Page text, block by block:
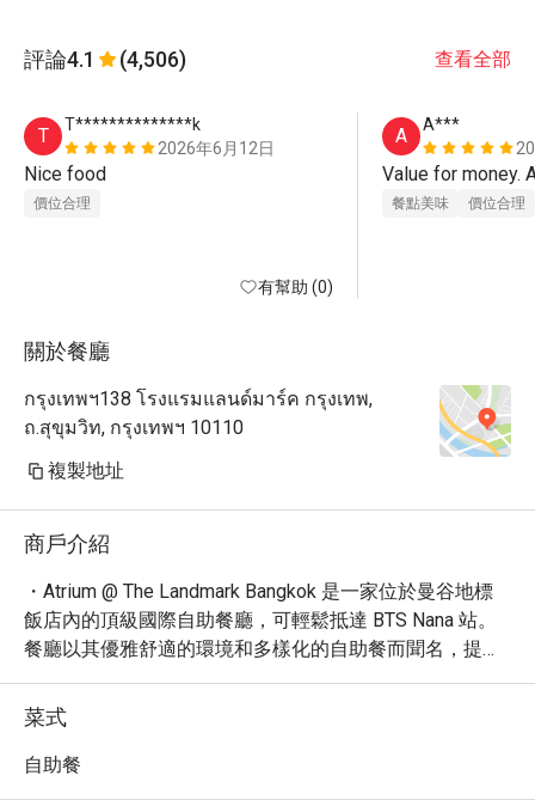
評論4.1 (4,506) 查看全部
T
T**************k
2026年6月12日
Nice food
價位合理
有幫助 (0)
A
A***
Value for money.
餐點美味 價位合理
關於餐廳
กรุงเทพฯ138 โรงแรมแลนด์มาร์ค กรุงเทพ,
ถ.สุขุมวิท, กรุงเทพฯ 10110
複製地址
商戶介紹
・Atrium @ The Landmark Bangkok 是一家位於曼谷地標
飯店內的頂級國際自助餐廳，可輕鬆抵達 BTS Nana 站。
餐廳以其優雅舒適的環境和多樣化的自助餐而聞名，提供
早餐、午餐和晚餐選擇。
・這裡的自助餐種類豐富，從新鮮的海鮮、精緻的肉類到
誘人的甜點應有盡有。必嚐的包括烤肉、壽司和精緻的甜
點，讓您一次品嚐世界各地的美味佳餚。Atrium 更曾獲美
菜式
自助餐